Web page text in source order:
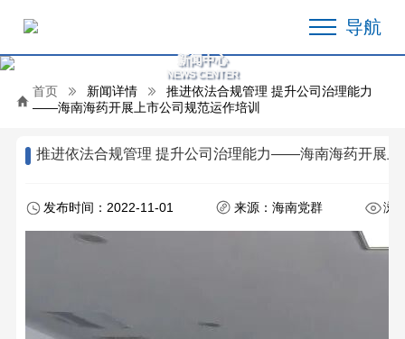
导航
新闻中心
NEWS CENTER
首页 新闻详情
推进依法合规管理 提升公司治理能力
——海南海药开展上市公司规范运作培训
推进依法合规管理 提升公司治理能力——海南海药开展上
发布时间：2022-11-01 来源：海南党群 浏